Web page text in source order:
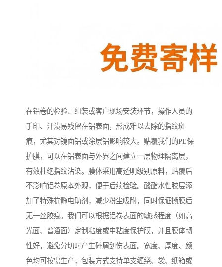
在铝卷的检验、组装或客户现场安装环节，操作人员的
手印、汗渍易残留在铝表面，形成难以去除的指纹斑
痕，尤其对镜面铝或涂层铝影响较大。贴覆我们的PE保
护膜，可以在铝表面与外界之间建立一层物理隔离层，
有效杜绝指纹沾染。膜体采用高透明级别原料，贴覆后
不影响铝卷原本外观，便于后续检验。酸酯水性胶层添
加了特殊抗静电助剂，减少粉尘吸附，同时保证撕膜后
无一丝胶痕。我们可以根据铝卷表面的敏感程度（如高
光面、普通面）定制粘度或中粘度保护膜，并且膜体韧
性好，避免分切时产生碎屑划伤表面。宽度、厚度、颜
色均可按需生产，包装方式支持单支缠绕、袋、纸箱或